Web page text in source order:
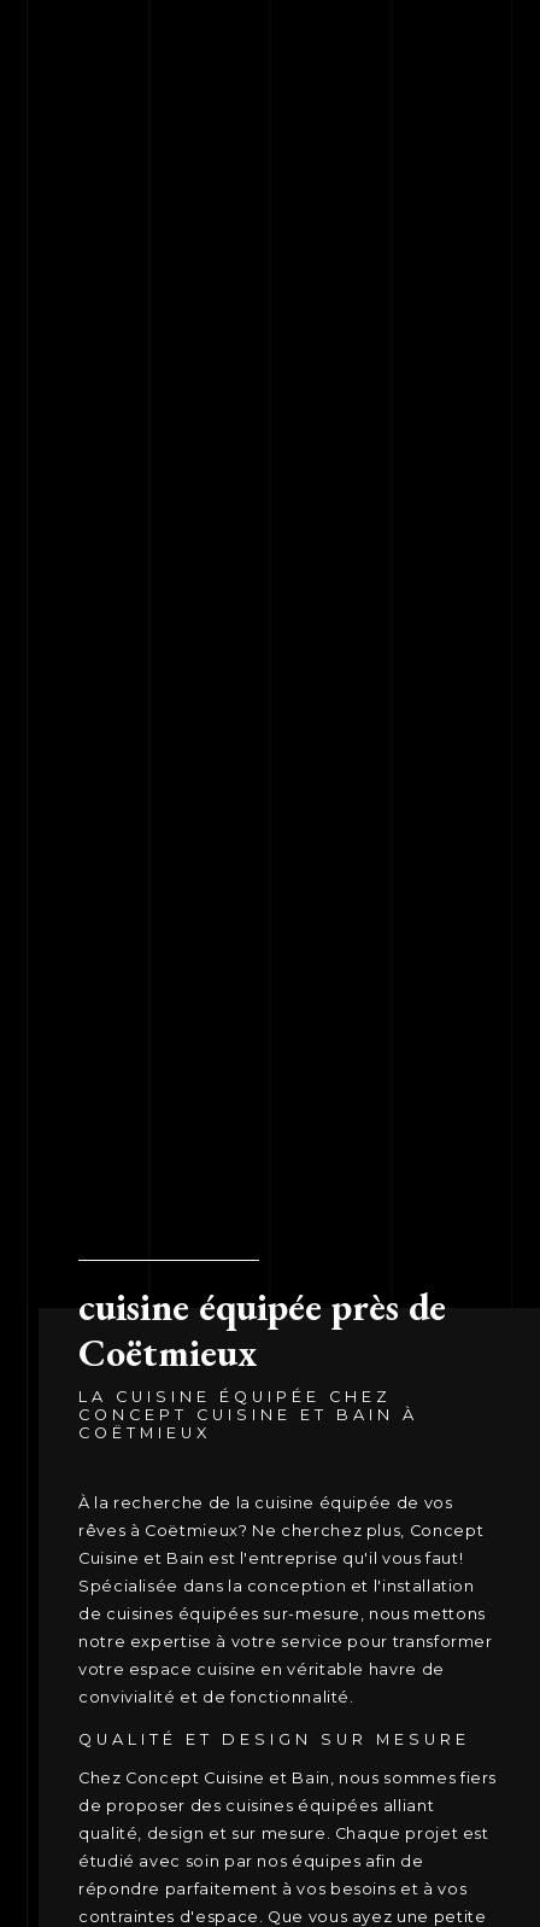
cuisine équipée près de
Coëtmieux
LA CUISINE ÉQUIPÉE CHEZ
CONCEPT CUISINE ET BAIN À
COËTMIEUX
À la recherche de la cuisine équipée de vos
rêves à Coëtmieux? Ne cherchez plus, Concept
Cuisine et Bain est l'entreprise qu'il vous faut!
Spécialisée dans la conception et l'installation
de cuisines équipées sur-mesure, nous mettons
notre expertise à votre service pour transformer
votre espace cuisine en véritable havre de
convivialité et de fonctionnalité.
QUALITÉ ET DESIGN SUR MESURE
Chez Concept Cuisine et Bain, nous sommes fiers
de proposer des cuisines équipées alliant
qualité, design et sur mesure. Chaque projet est
étudié avec soin par nos équipes afin de
répondre parfaitement à vos besoins et à vos
contraintes d'espace. Que vous ayez une petite